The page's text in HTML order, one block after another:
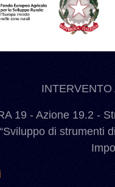
INTERVENTO
19 - Azione 19.2 -
“Sviluppo di strumenti